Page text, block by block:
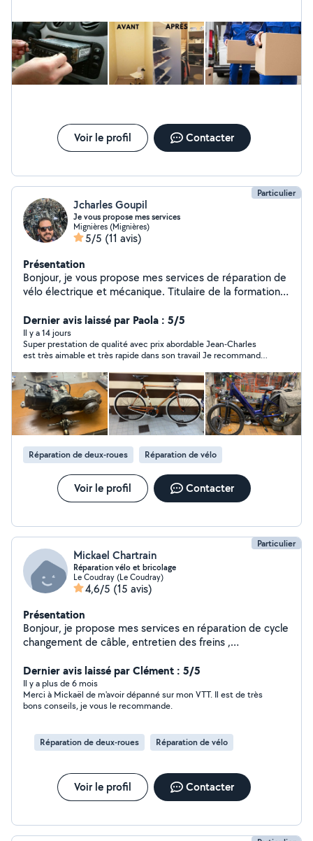
Voir le profil Contacter
Particulier
Jcharles Goupil
Je vous propose mes services
Mignières (Mignières)
5/5 (11 avis)
Présentation
Bonjour, je vous propose mes services de réparation de
vélo électrique et mécanique. Titulaire de la formation
erreurs et d'effectuer les mises à jour. je vous propose
également l'entretien de scooter 50cc uniquement la
marque peugeot. Excellente journée
Dernier avis laissé par Paola : 5/5
Il y a 14 jours
Super prestation de qualité avec prix abordable Jean-Charles
est très aimable et très rapide dans son travail Je recommande
Réparation de deux-roues Réparation de vélo
Voir le profil Contacter
Particulier
Mickael Chartrain
Réparation vélo et bricolage
Le Coudray (Le Coudray)
4,6/5 (15 avis)
Présentation
Bonjour, je propose mes services en réparation de cycle
changement de câble, entretien des freins ,
bricolage montage de petit meuble ou autres
Dernier avis laissé par Clément : 5/5
Il y a plus de 6 mois
Merci à Mickaël de m'avoir dépanné sur mon VTT. Il est de très
bons conseils, je vous le recommande.
Réparation de deux-roues Réparation de vélo
Voir le profil Contacter